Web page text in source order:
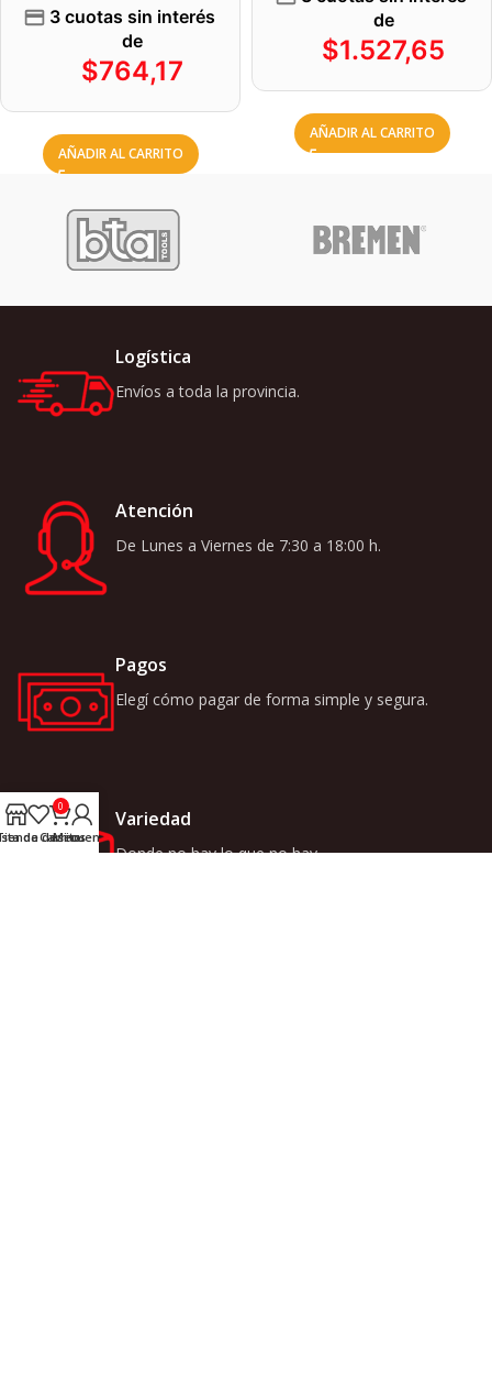
3 cuotas sin interés
de
$764,17
AÑADIR AL CARRITO
de
$1.527,65
AÑADIR AL CARRITO
Logística
Envíos a toda la provincia.
Atención
De Lunes a Viernes de 7:30 a 18:00 h.
Pagos
Elegí cómo pagar de forma simple y segura.
Variedad
Donde no hay lo que no hay.
de deseos
0
Carrito
Mi cuenta